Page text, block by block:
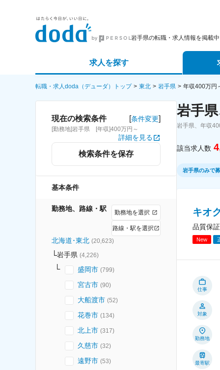
岩手県の転職・求人情報を掲載中
求人を探す
詳細条件から探す
求人特集から探す
エージ
スカウ
転職・求人doda（デューダ）トップ 東北 岩手県 年収400万円
現在の検索条件 [条件変更]
[勤務地]岩手県 [年収]400万円～
詳細を見る
検索条件を保存
基本条件
勤務地、路線・駅 勤務地を選択
路線・駅を選択
北海道･東北 (20,623)
岩手県 (4,226)
盛岡市 (799)
宮古市 (90)
大船渡市 (52)
花巻市 (134)
北上市 (317)
久慈市 (32)
遠野市 (53)
岩手
岩手県、年収
該当求人数
岩手県のみで
キオ
品質保
New
仕事
対象
勤務地
最寄駅